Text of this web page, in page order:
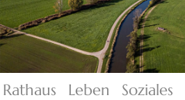
Rathaus Leben Soziales